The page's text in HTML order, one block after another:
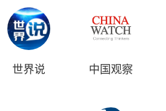
世界说 中国观察